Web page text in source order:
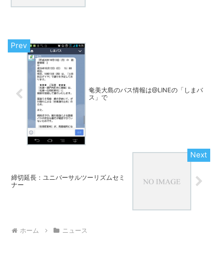
奄美大島のバス情報は@LINEの「しまバ
ス」で
締切延長：ユニバーサルツーリズムセミ
ナー
ホーム ニュース